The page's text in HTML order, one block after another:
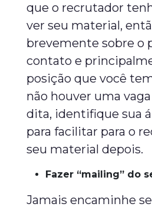
que o recrutador
ver seu material,
brevemente sobre o
contato e
posição que você
não houver uma
dita, identifique sua
para facilitar para o
seu material depois.
Fazer “mailing” do
Jamais encaminhe